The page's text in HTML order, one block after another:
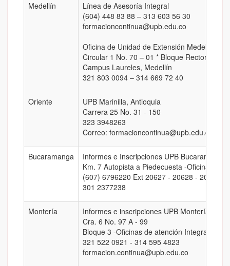
Medellín
Línea de Asesoría Integral
(604) 448 83 88 – 313 603 56 30
formacioncontinua@upb.edu.co
Oficina de Unidad de Extensión Medellín
Circular 1 No. 70 – 01 * Bloque Rectoral, Of.
Campus Laureles, Medellín
321 803 0094 – 314 669 72 40
Oriente
UPB Marinilla, Antioquia
Carrera 25 No. 31 - 150
323 3948263
Correo: formacioncontinua@upb.edu.co
Bucaramanga
Informes e Inscripciones UPB Bucaramanga
Km. 7 Autopista a Piedecuesta -Oficina J-205
(607) 6796220 Ext 20627 - 20628 - 20629 -
301 2377238
Montería
Informes e inscripciones UPB Montería
Cra. 6 No. 97 A - 99
Bloque 3 -Oficinas de atención Integral
321 522 0921 - 314 595 4823
formacion.continua@upb.edu.co